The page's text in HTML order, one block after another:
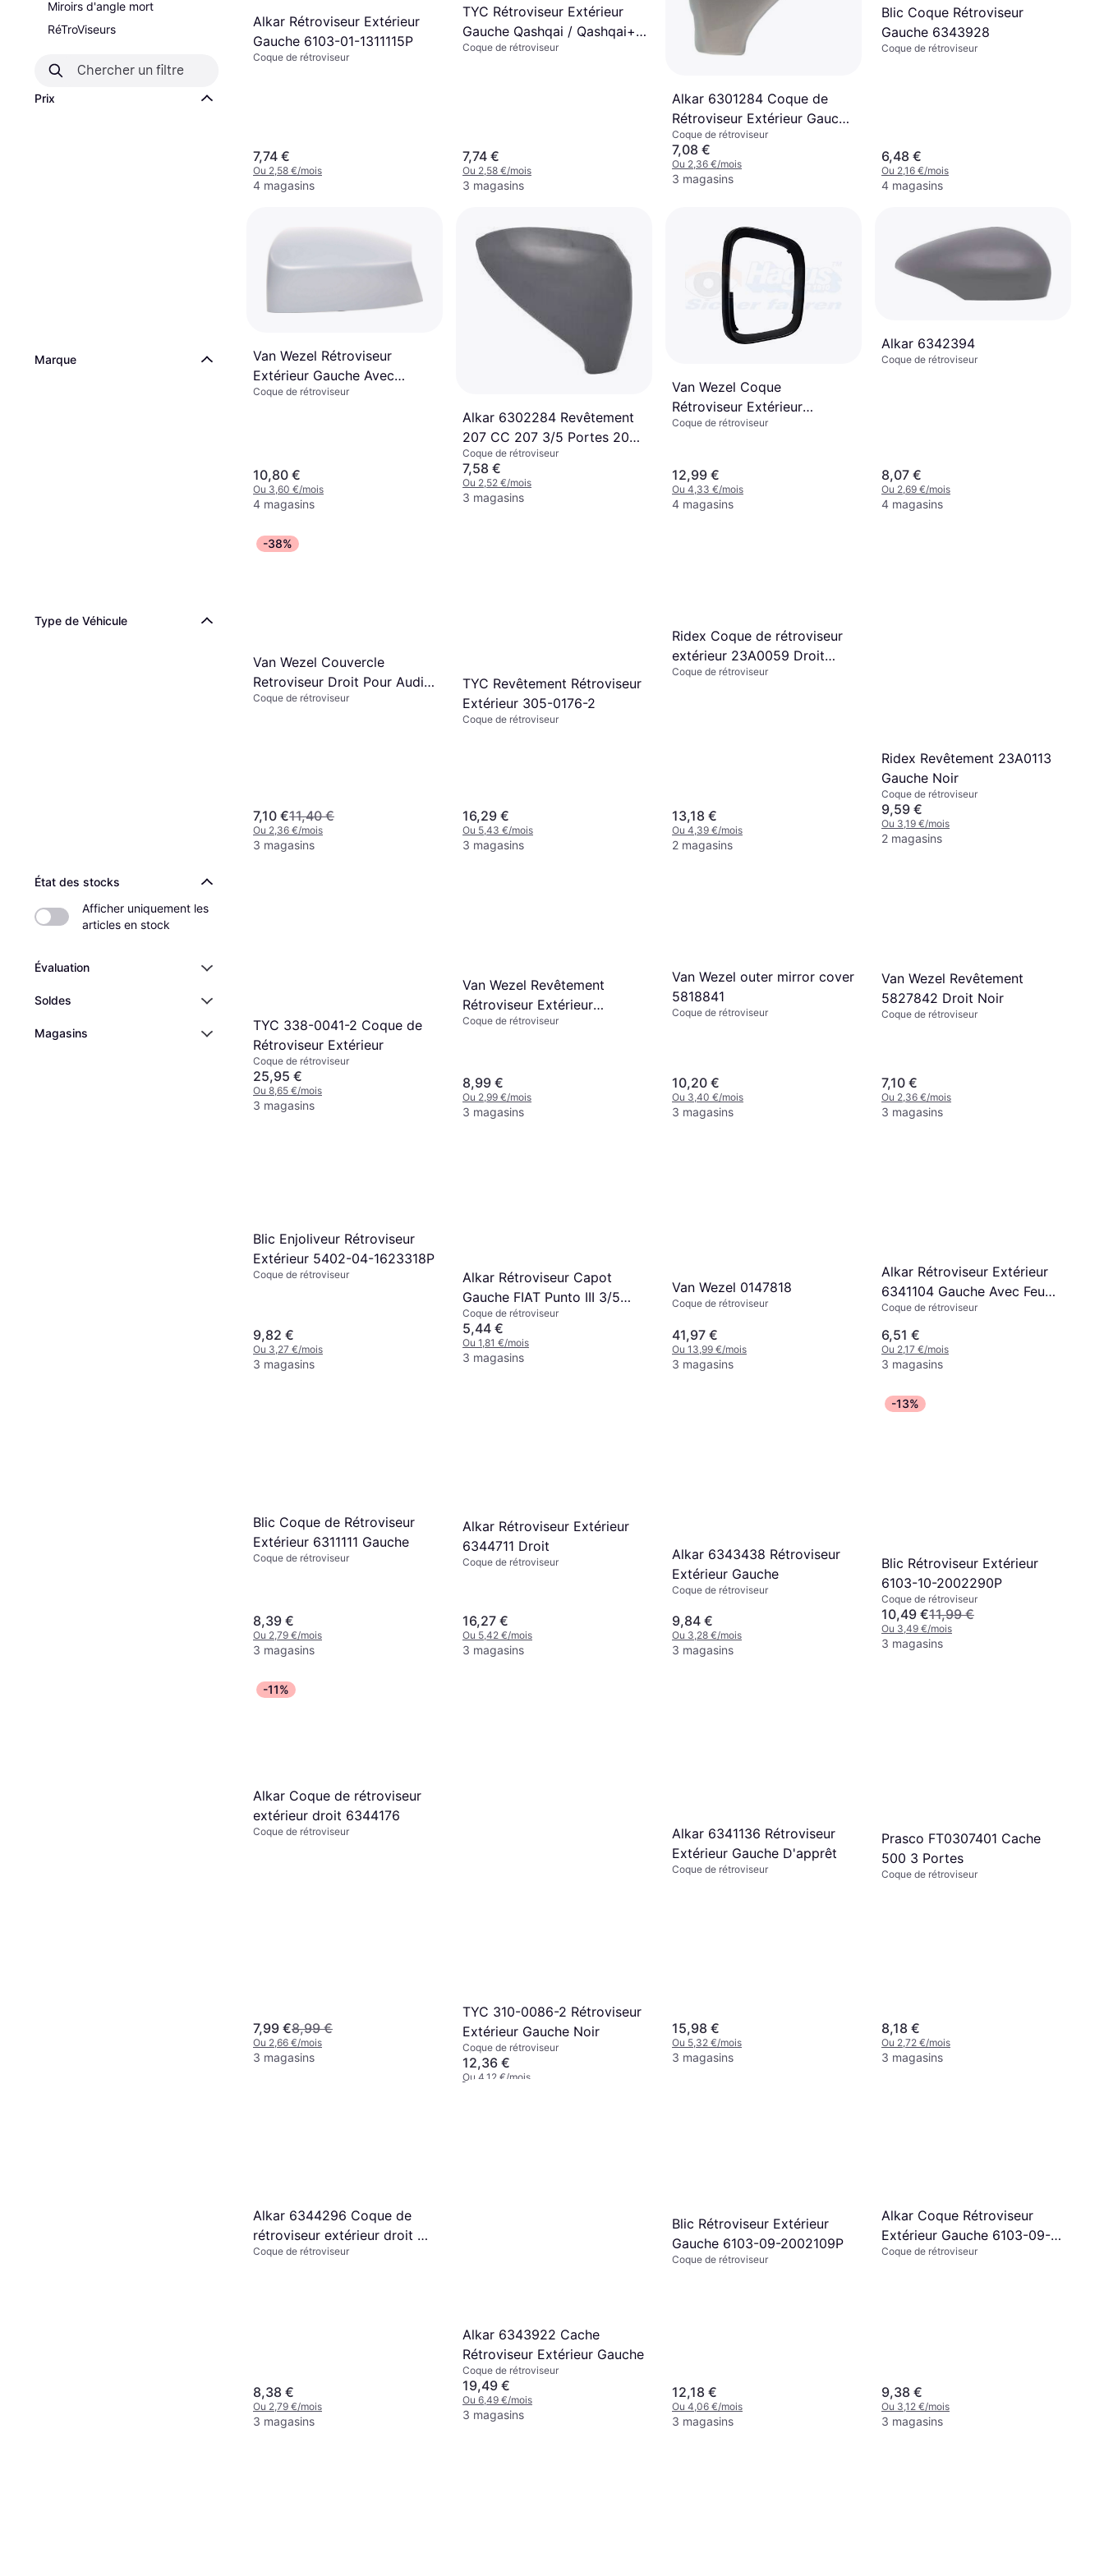
Miroirs d'angle mort
RéTroViseurs
Prix
Marque
Type de Véhicule
État des stocks
Afficher uniquement les
articles en stock
Évaluation
Soldes
Magasins
Alkar Rétroviseur Extérieur
Gauche 6103-01-1311115P
Coque de rétroviseur
7,74 €
Ou 2,58 €/mois
4 magasins
TYC Rétroviseur Extérieur
Gauche Qashqai / Qashqai+2
ICoque de rétroviseur
7,74 €
Ou 2,58 €/mois
3 magasins
Alkar 6301284 Coque de
Rétroviseur Extérieur Gauche
207 3/5 Portes 207 SW 207
CC
Coque de rétroviseur
7,08 €
Ou 2,36 €/mois
3 magasins
Blic Coque Rétroviseur
Gauche 6343928
Coque de rétroviseur
6,48 €
Ou 2,16 €/mois
4 magasins
Van Wezel Rétroviseur
Extérieur Gauche Avec
Couche D'apprêt 1869843
Coque de rétroviseur
10,80 €
Ou 3,60 €/mois
4 magasins
Alkar 6302284 Revêtement
207 CC 207 3/5 Portes 207
SW
Coque de rétroviseur
7,58 €
Ou 2,52 €/mois
3 magasins
Van Wezel Coque
Rétroviseur Extérieur
5896846
Coque de rétroviseur
12,99 €
Ou 4,33 €/mois
4 magasins
Alkar 6342394
Coque de rétroviseur
8,07 €
Ou 2,69 €/mois
4 magasins
-38%
Van Wezel Couvercle
Retroviseur Droit Pour Audi
A1 De 2010 A 2014
Coque de rétroviseur
7,10 €11,40 €
Ou 2,36 €/mois
3 magasins
TYC Revêtement Rétroviseur
Extérieur 305-0176-2
Coque de rétroviseur
16,29 €
Ou 5,43 €/mois
3 magasins
Ridex Coque de rétroviseur
extérieur 23A0059 Droit
Avec Couche D'apprêt
Coque de rétroviseur
13,18 €
Ou 4,39 €/mois
2 magasins
Ridex Revêtement 23A0113
Gauche Noir
Coque de rétroviseur
9,59 €
Ou 3,19 €/mois
2 magasins
TYC 338-0041-2 Coque de
Rétroviseur Extérieur
Coque de rétroviseur
25,95 €
Ou 8,65 €/mois
3 magasins
Van Wezel Revêtement
Rétroviseur Extérieur
3742842
Coque de rétroviseur
8,99 €
Ou 2,99 €/mois
3 magasins
Van Wezel outer mirror cover
5818841
Coque de rétroviseur
10,20 €
Ou 3,40 €/mois
3 magasins
Van Wezel Revêtement
5827842 Droit Noir
Coque de rétroviseur
7,10 €
Ou 2,36 €/mois
3 magasins
Blic Enjoliveur Rétroviseur
Extérieur 5402-04-1623318P
Coque de rétroviseur
9,82 €
Ou 3,27 €/mois
3 magasins
Alkar Rétroviseur Capot
Gauche FIAT Punto III 3/5
Portes 500 C
Coque de rétroviseur
5,44 €
Ou 1,81 €/mois
3 magasins
Van Wezel 0147818
Coque de rétroviseur
41,97 €
Ou 13,99 €/mois
3 magasins
Alkar Rétroviseur Extérieur
6341104 Gauche Avec Feu
De Clignotant Volkswagen
Touran I
Coque de rétroviseur
6,51 €
Ou 2,17 €/mois
3 magasins
Blic Coque de Rétroviseur
Extérieur 6311111 Gauche
Coque de rétroviseur
8,39 €
Ou 2,79 €/mois
3 magasins
Alkar Rétroviseur Extérieur
6344711 Droit
Coque de rétroviseur
16,27 €
Ou 5,42 €/mois
3 magasins
Alkar 6343438 Rétroviseur
Extérieur Gauche
Coque de rétroviseur
9,84 €
Ou 3,28 €/mois
3 magasins
-13%
Blic Rétroviseur Extérieur
6103-10-2002290P
Coque de rétroviseur
10,49 €11,99 €
Ou 3,49 €/mois
3 magasins
-11%
Alkar Coque de rétroviseur
extérieur droit 6344176
Coque de rétroviseur
7,99 €8,99 €
Ou 2,66 €/mois
3 magasins
TYC 310-0086-2 Rétroviseur
Extérieur Gauche Noir
Coque de rétroviseur
12,36 €
Ou 4,12 €/mois
Alkar 6341136 Rétroviseur
Extérieur Gauche D'apprêt
Coque de rétroviseur
15,98 €
Ou 5,32 €/mois
3 magasins
Prasco FT0307401 Cache
500 3 Portes
Coque de rétroviseur
8,18 €
Ou 2,72 €/mois
3 magasins
Alkar 6344296 Coque de
rétroviseur extérieur droit C3
III Cactus
Coque de rétroviseur
8,38 €
Ou 2,79 €/mois
3 magasins
Alkar 6343922 Cache
Rétroviseur Extérieur Gauche
Coque de rétroviseur
19,49 €
Ou 6,49 €/mois
3 magasins
Blic Rétroviseur Extérieur
Gauche 6103-09-2002109P
Coque de rétroviseur
12,18 €
Ou 4,06 €/mois
3 magasins
Alkar Coque Rétroviseur
Extérieur Gauche 6103-09-
2002121P
Coque de rétroviseur
9,38 €
Ou 3,12 €/mois
3 magasins